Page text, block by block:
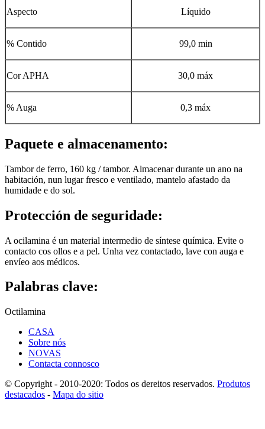
Aspecto Líquido
% Contido 99,0 min
Cor APHA 30,0 máx
% Auga 0,3 máx
Paquete e almacenamento:
Tambor de ferro, 160 kg / tambor. Almacenar durante un ano na
habitación, nun lugar fresco e ventilado, mantelo afastado da
humidade e do sol.
Protección de seguridade:
A ocilamina é un material intermedio de síntese química. Evite o
contacto cos ollos e a pel. Unha vez contactado, lave con auga e
envíeo aos médicos.
Palabras clave:
Octilamina
CASA
Sobre nós
NOVAS
Contacta connosco
© Copyright - 2010-2020: Todos os dereitos reservados. Produtos
destacados - Mapa do sitio